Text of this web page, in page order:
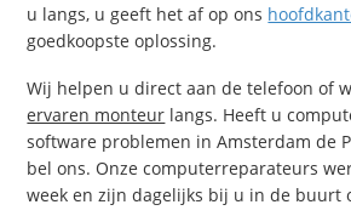
u langs, u geeft het af op ons
goedkoopste oplossing.
Wij helpen u direct aan de telefoon of
ervaren monteur langs. Heeft u
software problemen in Amsterdam de
bel ons. Onze computerreparateurs
week en zijn dagelijks bij u in de buurt